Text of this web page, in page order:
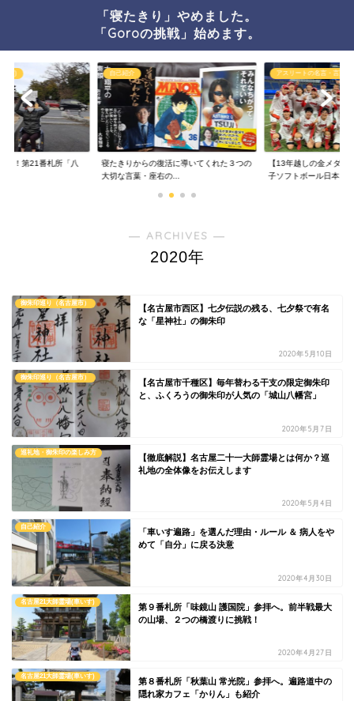
「寝たきり」やめました。
「Goroの挑戦」始めます。
いす)
願！第21番札所「八
自己紹介
寝たきりからの復活に導いてくれた３つの
大切な言葉・座右の...
アスリートの名言・言葉の
【13年越しの金メダル
子ソフトボール日本...
― ARCHIVES ―
2020年
御朱印巡り（名古屋市）
【名古屋市西区】七夕伝説の残る、七夕祭で有名
な「星神社」の御朱印
2020年5月10日
御朱印巡り（名古屋市）
【名古屋市千種区】毎年替わる干支の限定御朱印
と、ふくろうの御朱印が人気の「城山八幡宮」
2020年5月7日
巡礼地・御朱印の楽しみ方
【徹底解説】名古屋二十一大師霊場とは何か？巡
礼地の全体像をお伝えします
2020年5月4日
自己紹介
「車いす遍路」を選んだ理由・ルール ＆ 病人をや
めて「自分」に戻る決意
2020年4月30日
名古屋21大師霊場(車いす)
第９番札所「味鏡山 護国院」参拝へ。前半戦最大
の山場、２つの橋渡りに挑戦！
2020年4月27日
名古屋21大師霊場(車いす)
第８番札所「秋葉山 常光院」参拝へ。遍路道中の
隠れ家カフェ「かりん」も紹介